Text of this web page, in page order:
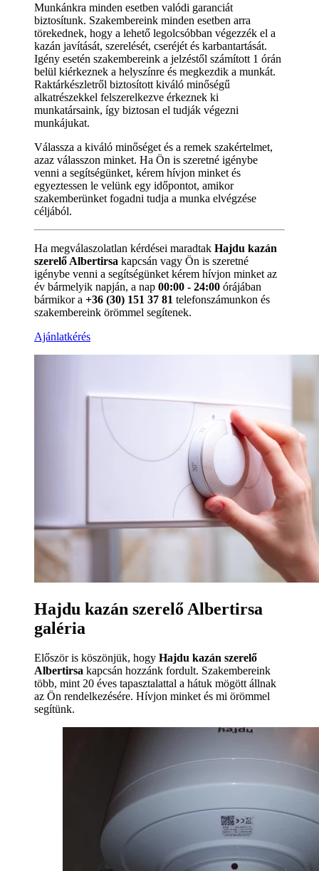
Munkánkra minden esetben valódi garanciát
biztosítunk. Szakembereink minden esetben arra
törekednek, hogy a lehető legolcsóbban végezzék el a
kazán javítását, szerelését, cseréjét és karbantartását.
Igény esetén szakembereink a jelzéstől számított 1 órán
belül kiérkeznek a helyszínre és megkezdik a munkát.
Raktárkészletről biztosított kiváló minőségű
alkatrészekkel felszerelkezve érkeznek ki
munkatársaink, így biztosan el tudják végezni
munkájukat.
Válassza a kiváló minőséget és a remek szakértelmet,
azaz válasszon minket. Ha Ön is szeretné igénybe
venni a segítségünket, kérem hívjon minket és
egyeztessen le velünk egy időpontot, amikor
szakemberünket fogadni tudja a munka elvégzése
céljából.
Ha megválaszolatlan kérdései maradtak Hajdu kazán
szerelő Albertirsa kapcsán vagy Ön is szeretné
igénybe venni a segítségünket kérem hívjon minket az
év bármelyik napján, a nap 00:00 - 24:00 órájában
bármikor a +36 (30) 151 37 81 telefonszámunkon és
szakembereink örömmel segítenek.
Ajánlatkérés
Hajdu kazán szerelő Albertirsa
galéria
Először is köszönjük, hogy Hajdu kazán szerelő
Albertirsa kapcsán hozzánk fordult. Szakembereink
több, mint 20 éves tapasztalattal a hátuk mögött állnak
az Ön rendelkezésére. Hívjon minket és mi örömmel
segítünk.